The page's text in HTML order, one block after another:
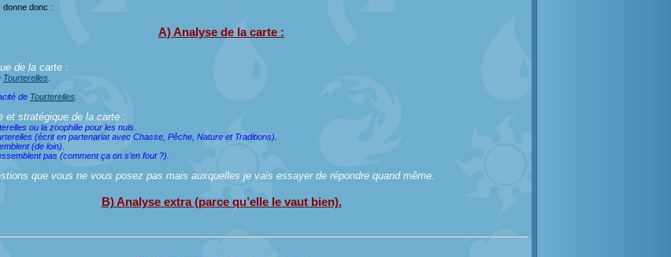
donne donc :
A) Analyse de la carte :
de la carte :
Tourterelles
de Tourterelles
et stratégique de la carte :
ou la zoophilie pour les nuls.
(écrit en partenariat avec Chasse, Pêche, Nature et Traditions).
(de loin).
pas (comment ça on s’en fout ?).
que vous ne vous posez pas mais auxquelles je vais essayer de répondre quand même.
B) Analyse extra (parce qu’elle le vaut bien).